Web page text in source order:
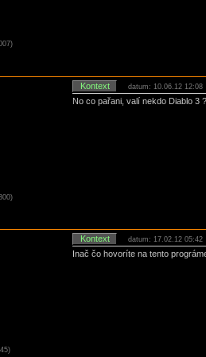
Kontext datum: 10.06.12 12:08
No co pařani, valí nekdo Diablo 3 ?
Kontext datum: 17.02.12 05:42
Inač čo hovoríte na tento